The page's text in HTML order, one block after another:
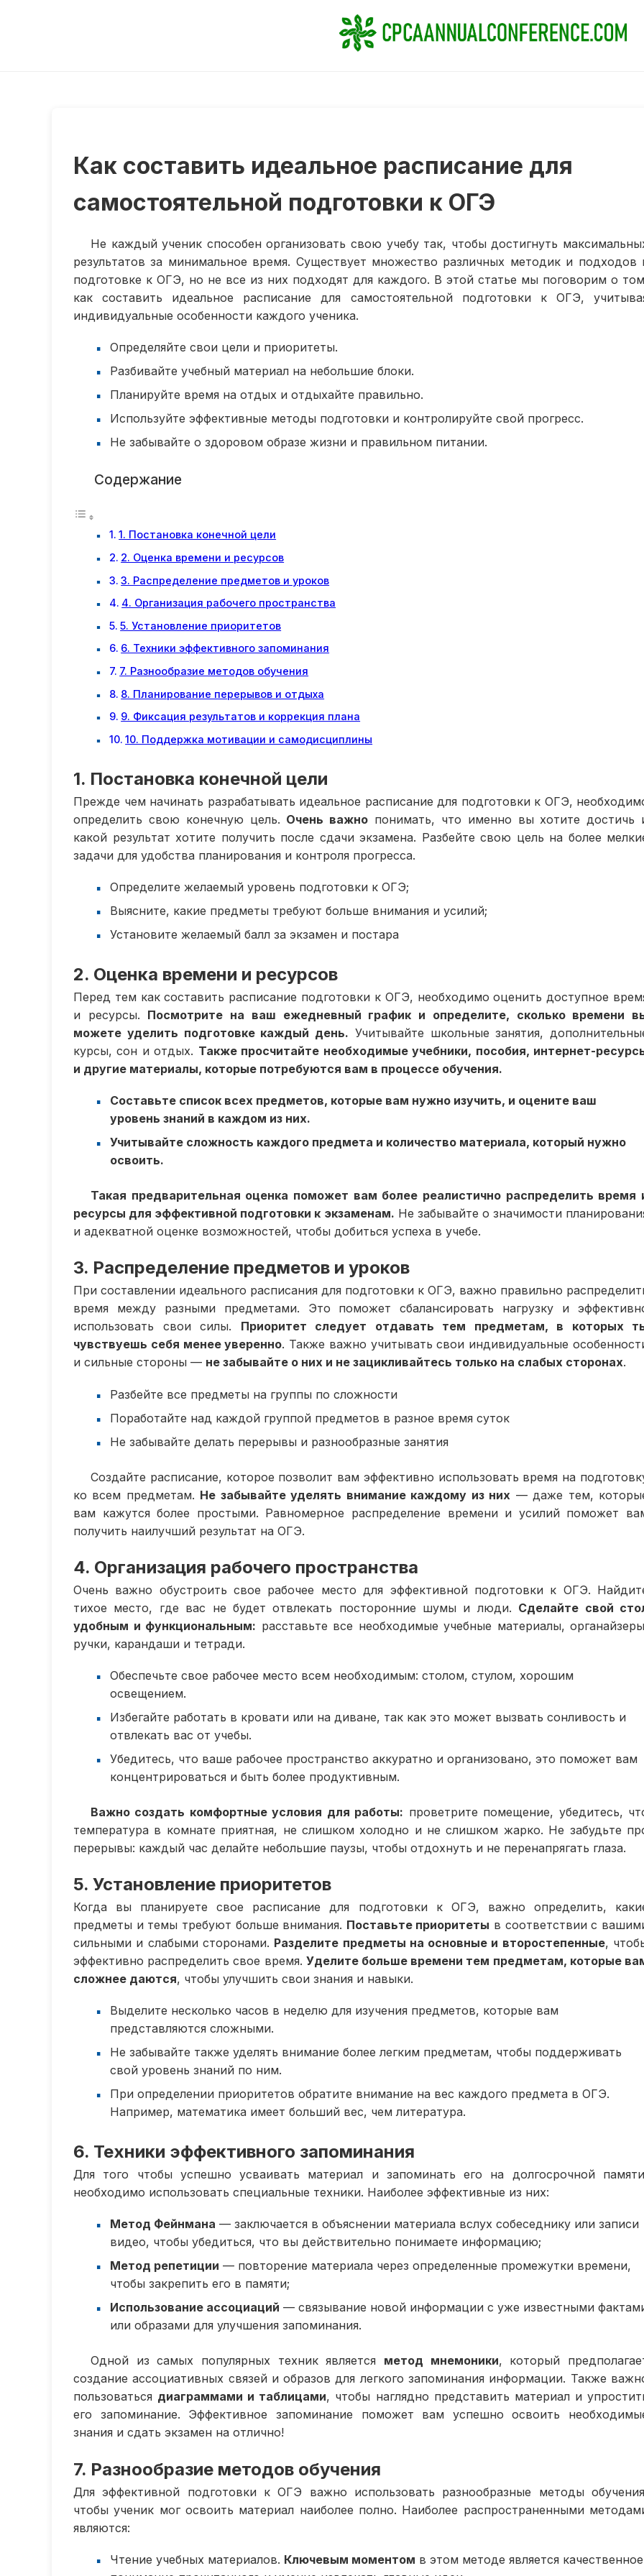
Как составить идеальное расписание для
самостоятельной подготовки к ОГЭ
Не каждый ученик способен организовать свою учебу так, чтобы достигнуть
результатов за минимальное время. Существует множество различных методик и подходов
подготовке к ОГЭ, но не все из них подходят для каждого. В этой статье мы поговорим о
как составить идеальное расписание для самостоятельной подготовки к ОГЭ,
индивидуальные особенности каждого ученика.
Определяйте свои цели и приоритеты.
Разбивайте учебный материал на небольшие блоки.
Планируйте время на отдых и отдыхайте правильно.
Используйте эффективные методы подготовки и контролируйте свой прогресс.
Не забывайте о здоровом образе жизни и правильном питании.
Содержание
1. Постановка конечной цели
2. Оценка времени и ресурсов
3. Распределение предметов и уроков
4. Организация рабочего пространства
5. Установление приоритетов
6. Техники эффективного запоминания
7. Разнообразие методов обучения
8. Планирование перерывов и отдыха
9. Фиксация результатов и коррекция плана
10. Поддержка мотивации и самодисциплины
1. Постановка конечной цели
Прежде чем начинать разрабатывать идеальное расписание для подготовки к ОГЭ,
определить свою конечную цель. Очень важно понимать, что именно вы хотите достичь
какой результат хотите получить после сдачи экзамена. Разбейте свою цель на более
задачи для удобства планирования и контроля прогресса.
Определите желаемый уровень подготовки к ОГЭ;
Выясните, какие предметы требуют больше внимания и усилий;
Установите желаемый балл за экзамен и постара
2. Оценка времени и ресурсов
Перед тем как составить расписание подготовки к ОГЭ, необходимо оценить доступное
и ресурсы. Посмотрите на ваш ежедневный график и определите, сколько времени
можете уделить подготовке каждый день. Учитывайте школьные занятия,
курсы, сон и отдых. Также просчитайте необходимые учебники, пособия, интернет-
и другие материалы, которые потребуются вам в процессе обучения.
Составьте список всех предметов, которые вам нужно изучить, и оцените ваш
уровень знаний в каждом из них.
Учитывайте сложность каждого предмета и количество материала, который нужно
освоить.
Такая предварительная оценка поможет вам более реалистично распределить время
ресурсы для эффективной подготовки к экзаменам. Не забывайте о значимости
и адекватной оценке возможностей, чтобы добиться успеха в учебе.
3. Распределение предметов и уроков
При составлении идеального расписания для подготовки к ОГЭ, важно правильно
время между разными предметами. Это поможет сбалансировать нагрузку и
использовать свои силы. Приоритет следует отдавать тем предметам, в которых
чувствуешь себя менее уверенно. Также важно учитывать свои индивидуальные
и сильные стороны — не забывайте о них и не зацикливайтесь только на слабых сторонах.
Разбейте все предметы на группы по сложности
Поработайте над каждой группой предметов в разное время суток
Не забывайте делать перерывы и разнообразные занятия
Создайте расписание, которое позволит вам эффективно использовать время на
ко всем предметам. Не забывайте уделять внимание каждому из них — даже тем,
вам кажутся более простыми. Равномерное распределение времени и усилий поможет
получить наилучший результат на ОГЭ.
4. Организация рабочего пространства
Очень важно обустроить свое рабочее место для эффективной подготовки к ОГЭ.
тихое место, где вас не будет отвлекать посторонние шумы и люди. Сделайте свой
удобным и функциональным: расставьте все необходимые учебные материалы,
ручки, карандаши и тетради.
Обеспечьте свое рабочее место всем необходимым: столом, стулом, хорошим
освещением.
Избегайте работать в кровати или на диване, так как это может вызвать сонливость и
отвлекать вас от учебы.
Убедитесь, что ваше рабочее пространство аккуратно и организовано, это поможет вам
концентрироваться и быть более продуктивным.
Важно создать комфортные условия для работы: проветрите помещение, убедитесь,
температура в комнате приятная, не слишком холодно и не слишком жарко. Не забудьте
перерывы: каждый час делайте небольшие паузы, чтобы отдохнуть и не перенапрягать глаза.
5. Установление приоритетов
Когда вы планируете свое расписание для подготовки к ОГЭ, важно определить,
предметы и темы требуют больше внимания. Поставьте приоритеты в соответствии с
сильными и слабыми сторонами. Разделите предметы на основные и второстепенные,
эффективно распределить свое время. Уделите больше времени тем предметам, которые
сложнее даются, чтобы улучшить свои знания и навыки.
Выделите несколько часов в неделю для изучения предметов, которые вам
представляются сложными.
Не забывайте также уделять внимание более легким предметам, чтобы поддерживать
свой уровень знаний по ним.
При определении приоритетов обратите внимание на вес каждого предмета в ОГЭ.
Например, математика имеет больший вес, чем литература.
6. Техники эффективного запоминания
Для того чтобы успешно усваивать материал и запоминать его на долгосрочной
необходимо использовать специальные техники. Наиболее эффективные из них:
Метод Фейнмана — заключается в объяснении материала вслух собеседнику или записи
видео, чтобы убедиться, что вы действительно понимаете информацию;
Метод репетиции — повторение материала через определенные промежутки времени,
чтобы закрепить его в памяти;
Использование ассоциаций — связывание новой информации с уже известными
или образами для улучшения запоминания.
Одной из самых популярных техник является метод мнемоники, который
создание ассоциативных связей и образов для легкого запоминания информации. Также
пользоваться диаграммами и таблицами, чтобы наглядно представить материал и
его запоминание. Эффективное запоминание поможет вам успешно освоить
знания и сдать экзамен на отлично!
7. Разнообразие методов обучения
Для эффективной подготовки к ОГЭ важно использовать разнообразные методы
чтобы ученик мог освоить материал наиболее полно. Наиболее распространенными
являются:
Чтение учебных материалов. Ключевым моментом в этом методе является качественное